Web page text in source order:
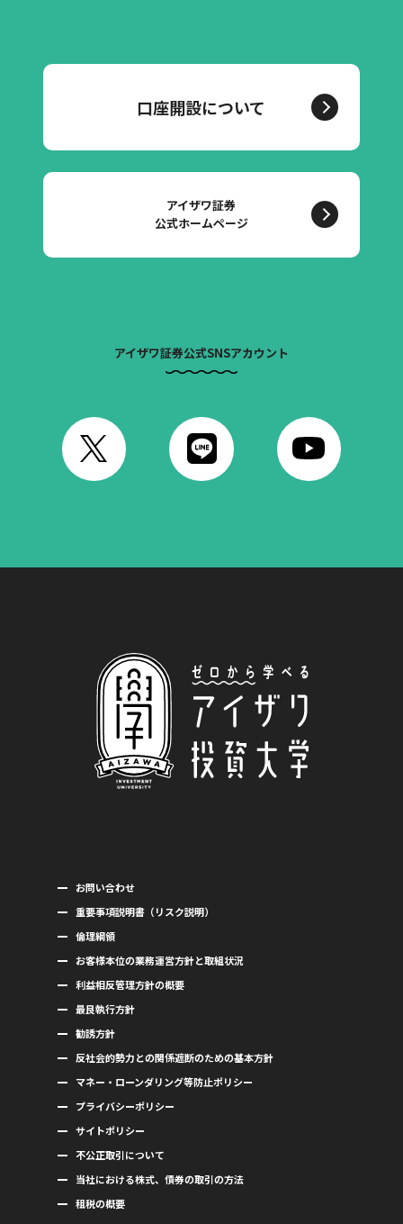
口座開設について
アイザワ証券
公式ホームページ
アイザワ証券公式SNSアカウント
お問い合わせ
重要事項説明書（リスク説明）
倫理綱領
お客様本位の業務運営方針と取組状況
利益相反管理方針の概要
最良執行方針
勧誘方針
反社会的勢力との関係遮断のための基本方針
マネー・ローンダリング等防止ポリシー
プライバシーポリシー
サイトポリシー
不公正取引について
当社における株式、債券の取引の方法
租税の概要